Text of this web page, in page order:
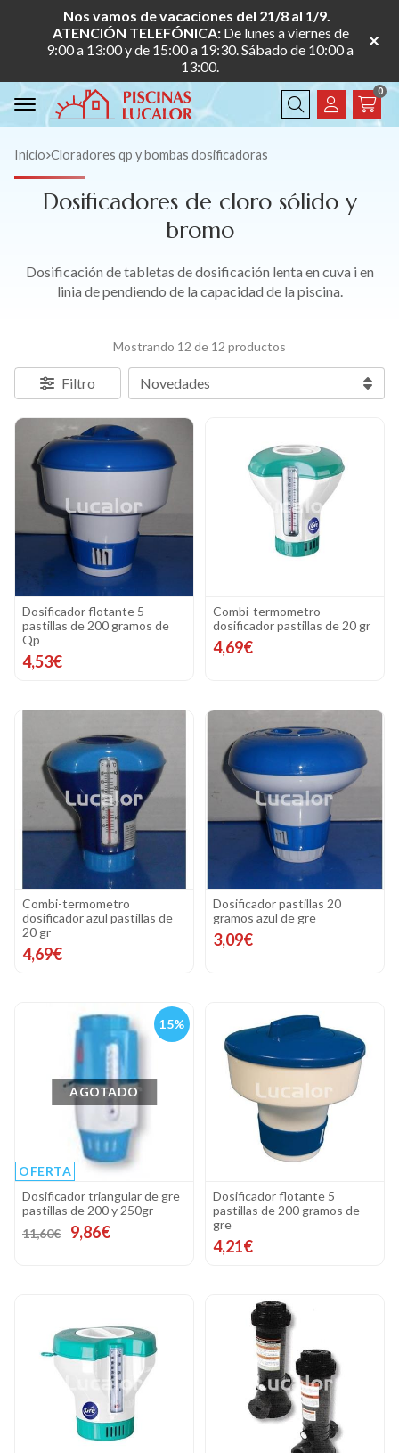
Nos vamos de vacaciones del 21/8 al 1/9.
ATENCIÓN TELEFÓNICA: De lunes a viernes de
9:00 a 13:00 y de 15:00 a 19:30. Sábado de 10:00 a
13:00.
Buscar
0
Inicio cloradores qp y bombas dosificadoras
Dosificadores de cloro sólido y
bromo
Dosificación de tabletas de dosificación lenta en cuva i en
linia de pendiendo de la capacidad de la piscina.
Mostrando 12 de 12 productos
Filtro
Dosificador flotante 5
pastillas de 200 gramos de
Qp
4,53€
Combi-termometro
dosificador pastillas de 20 gr
4,69€
Combi-termometro
dosificador azul pastillas de
20 gr
4,69€
Dosificador pastillas 20
gramos azul de gre
3,09€
15%
OFERTA
AGOTADO
Dosificador triangular de gre
pastillas de 200 y 250gr
11,60€
9,86€
Dosificador flotante 5
pastillas de 200 gramos de
gre
4,21€